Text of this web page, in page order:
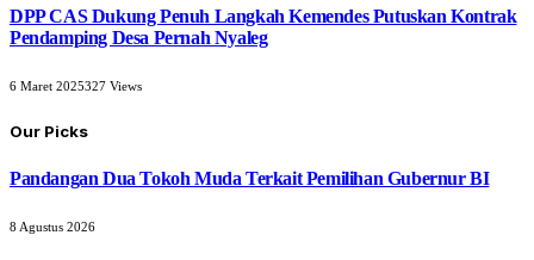
DPP CAS Dukung Penuh Langkah Kemendes Putuskan Kontrak
Pendamping Desa Pernah Nyaleg
6 Maret 2025327 Views
Our Picks
Pandangan Dua Tokoh Muda Terkait Pemilihan Gubernur BI
8 Agustus 2026